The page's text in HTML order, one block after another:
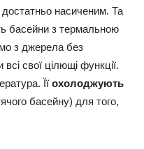
насиченим. Та
басейни з термальною
з джерела без
свої цілющі функції.
Її охолоджують
басейну) для того,